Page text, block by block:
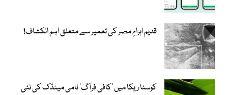
قدیم اہرامِ مصر کی تعمیر سے متعلق اہم انکشاف!
کوسٹا ریکا میں 'کافی فرآگ' نامی مینڈک کی نئی